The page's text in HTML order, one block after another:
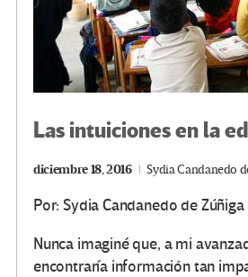
Las intuiciones en la
diciembre 18, 2016 Sydia Candanedo
Por: Sydia Candanedo de Zúñiga
Nunca imaginé que, a mi
encontraría información tan